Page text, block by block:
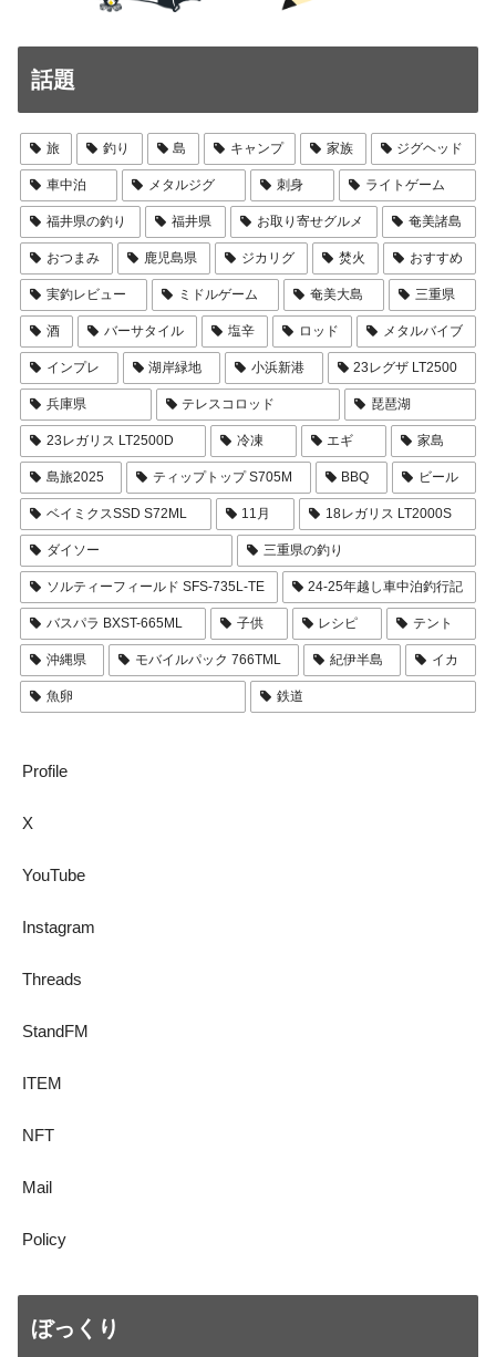
話題
旅 釣り 島 キャンプ 家族 ジグヘッド
車中泊 メタルジグ 刺身 ライトゲーム
福井県の釣り 福井県 お取り寄せグルメ 奄美諸島
おつまみ 鹿児島県 ジカリグ 焚火 おすすめ
実釣レビュー ミドルゲーム 奄美大島 三重県
酒 バーサタイル 塩辛 ロッド メタルバイブ
インプレ 湖岸緑地 小浜新港 23レグザ LT2500
兵庫県 テレスコロッド 琵琶湖
23レガリス LT2500D 冷凍 エギ 家島
島旅2025 ティップトップ S705M BBQ ビール
ベイミクスSSD S72ML 11月 18レガリス LT2000S
ダイソー 三重県の釣り
ソルティーフィールド SFS-735L-TE 24-25年越し車中泊釣行記
バスパラ BXST-665ML 子供 レシピ テント
沖縄県 モバイルパック 766TML 紀伊半島 イカ
魚卵 鉄道
Profile
X
YouTube
Instagram
Threads
StandFM
ITEM
NFT
Mail
Policy
ぼっくり